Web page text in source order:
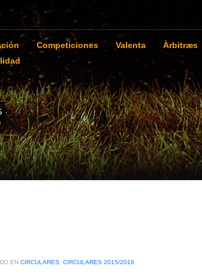
Competiciones Valenta Àrbitræs
EN CIRCULARES, CIRCULARES 2015/2016